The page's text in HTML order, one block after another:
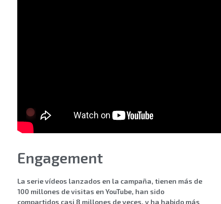
Engagement
La serie vídeos lanzados en la campaña, tienen más de
100 millones de visitas en YouTube, han sido
compartidos casi 8 millones de veces, y ha habido más